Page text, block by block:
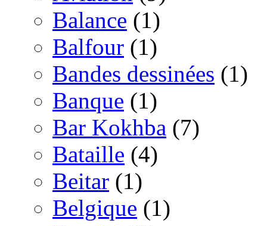
Balance (1)
Balfour (1)
Bandes dessinées (1)
Banque (1)
Bar Kokhba (7)
Bataille (4)
Beitar (1)
Belgique (1)